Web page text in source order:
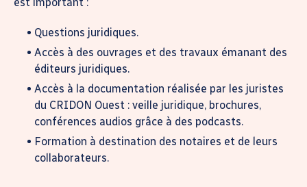
Questions juridiques.
Accès à des ouvrages et des travaux émanant des
éditeurs juridiques.
Accès à la documentation réalisée par les juristes
du CRIDON Ouest : veille juridique, brochures,
conférences audios grâce à des podcasts.
Formation à destination des notaires et de leurs
collaborateurs.